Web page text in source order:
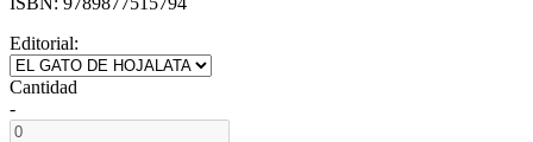
Editorial:
Cantidad
-